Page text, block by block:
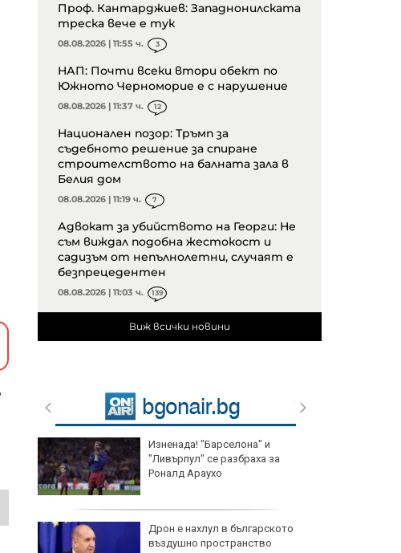
Проф. Кантарджиев: Западнонилската
треска вече е тук
08.08.2026 | 11:55 ч. 3
НАП: Почти всеки втори обект по
Южното Черноморие е с нарушение
08.08.2026 | 11:37 ч. 12
Национален позор: Тръмп за
съдебното решение за спиране
строителството на балната зала в
Белия дом
08.08.2026 | 11:19 ч. 7
Адвокат за убийството на Георги: Не
съм виждал подобна жестокост и
садизъм от непълнолетни, случаят е
безпрецедентен
08.08.2026 | 11:03 ч. 139
Виж всички новини
Изненада! "Барселона" и
"Ливърпул" се разбраха за
Роналд Араухо
Дрон е нахлул в българското
въздушно пространство